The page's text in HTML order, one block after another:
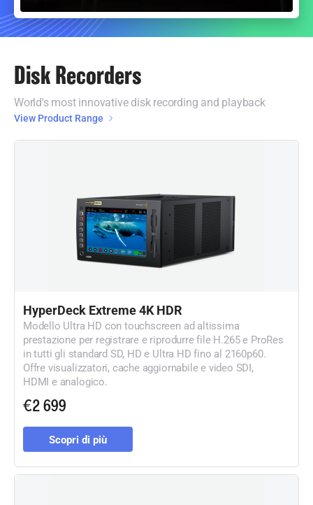
Disk Recorders
World's most innovative disk recording and playback
View Product Range
HyperDeck Extreme 4K HDR
Modello Ultra HD con touchscreen ad altissima
prestazione per registrare e riprodurre file H.265 e ProRes
in tutti gli standard SD, HD e Ultra HD fino al 2160p60.
Offre visualizzatori, cache aggiornabile e video SDI,
HDMI e analogico.
€2 699
Scopri di più